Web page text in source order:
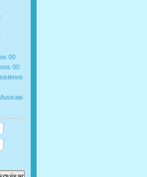
00
00